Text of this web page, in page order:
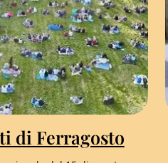
di Ferragosto